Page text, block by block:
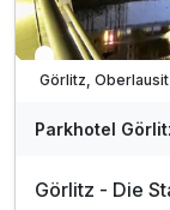
In 2 Wochen
Görlitz,
Parkhotel
Görlitz - Die